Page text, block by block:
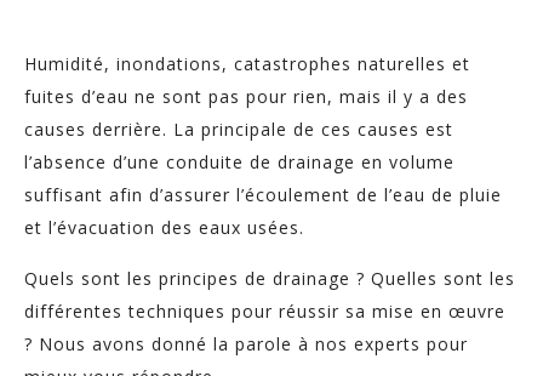
Humidité, inondations, catastrophes naturelles et
fuites d’eau ne sont pas pour rien, mais il y a des
causes derrière. La principale de ces causes est
l’absence d’une conduite de drainage en volume
suffisant afin d’assurer l’écoulement de l’eau de pluie
et l’évacuation des eaux usées.
Quels sont les principes de drainage ? Quelles sont les
différentes techniques pour réussir sa mise en œuvre
? Nous avons donné la parole à nos experts pour